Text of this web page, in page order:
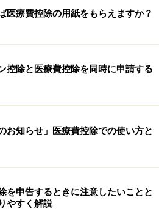
れたスマホでの確定申告 （出
確定申告したほうがいい
らない雑損控除（後述）、
医療
必要があります。そのまま放置
はずの所得控除
医療費控除の用紙をもらえますか？
控除と医療費控除を同時に申請する
お知らせ」医療費控除での使い方と
を申告するときに注意したいことと
やすく解説